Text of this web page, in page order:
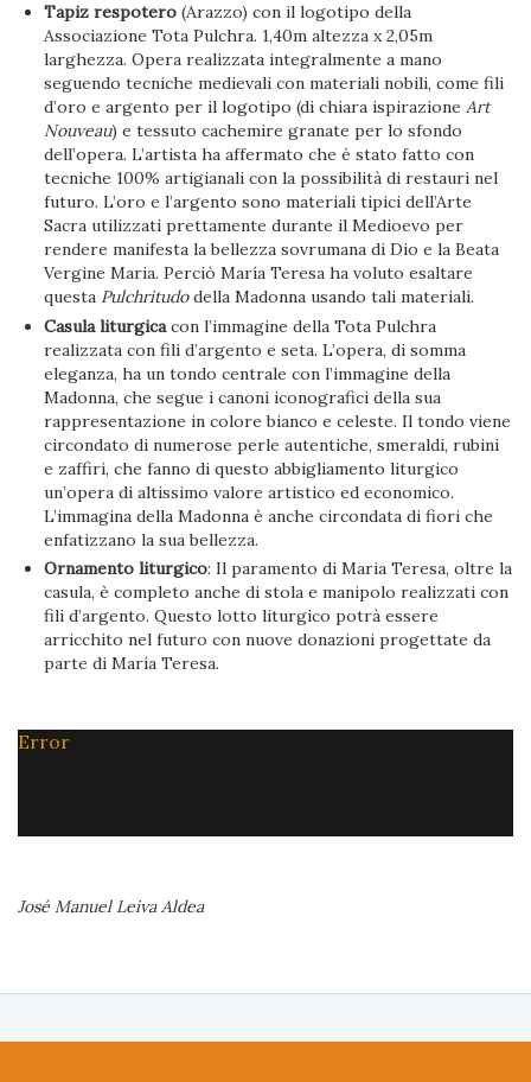
Tapiz respotero (Arazzo) con il logotipo della
Associazione Tota Pulchra. 1,40m altezza x 2,05m
larghezza. Opera realizzata integralmente a mano
seguendo tecniche medievali con materiali nobili, come fili
d’oro e argento per il logotipo (di chiara ispirazioneArt
Nouveau) e tessuto cachemire granate per lo sfondo
dell’opera. L’artista ha affermato che è stato fatto con
tecniche 100% artigianali con la possibilità di restauri nel
futuro. L’oro e l’argento sono materiali tipici dell’Arte
Sacra utilizzati prettamente durante il Medioevo per
rendere manifesta la bellezza sovrumana di Dio e la Beata
Vergine Maria. Perciò María Teresa ha voluto esaltare
questa Pulchritudodella Madonna usando tali materiali.
Casula liturgicacon l’immagine della Tota Pulchra
realizzata con fili d’argento e seta. L’opera, di somma
eleganza, ha un tondo centrale con l’immagine della
Madonna, che segue i canoni iconografici della sua
rappresentazione in colore bianco e celeste. Il tondo viene
circondato di numerose perle autentiche, smeraldi, rubini
e zaffiri, che fanno di questo abbigliamento liturgico
un’opera di altissimo valore artistico ed economico.
L’immagina della Madonna è anche circondata di fiori che
enfatizzano la sua bellezza.
Ornamento liturgico: Il paramento di Maria Teresa, oltre la
casula, è completo anche di stola e manipolo realizzati con
fili d’argento. Questo lotto liturgico potrà essere
arricchito nel futuro con nuove donazioni progettate da
parte di María Teresa.
Error
José Manuel Leiva Aldea